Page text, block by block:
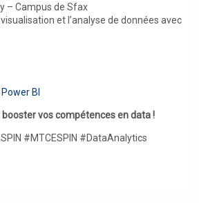
– Campus de Sfax
et l’analyse de données avec
BI
vos compétences en data !
#MTCESPIN #DataAnalytics